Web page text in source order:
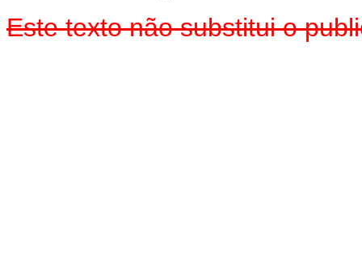
Este texto não substitui o